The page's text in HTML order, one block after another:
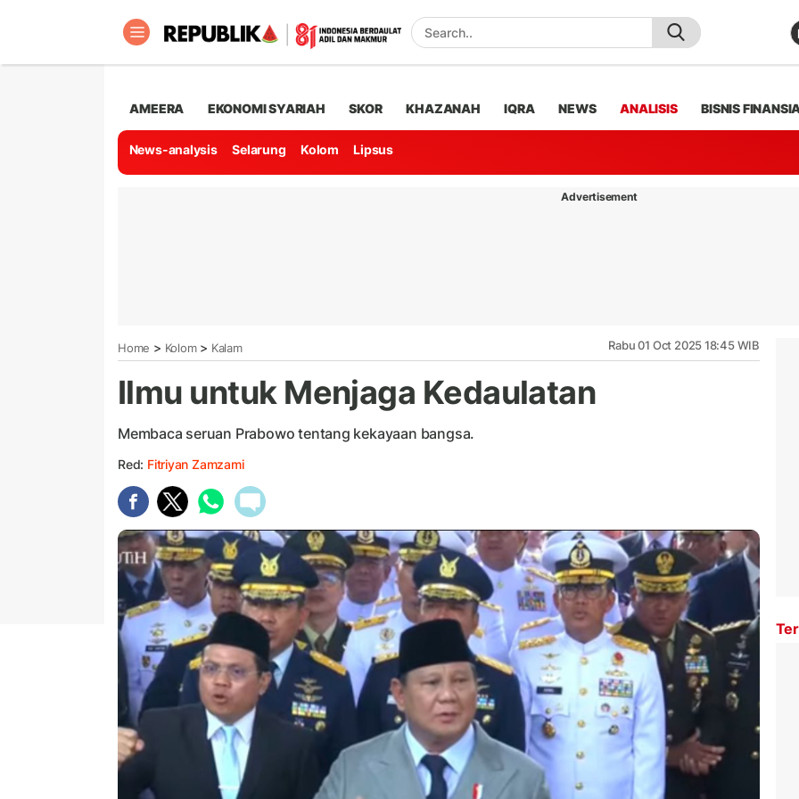
AMEERA EKONOMI SYARIAH SKOR KHAZANAH IQRA NEWS ANALISIS BISNIS
News-analysis Selarung Kolom Lipsus
Advertisement
Home > Kolom> Kalam Rabu 01 Oct 2025 18:45 WIB
Ilmu untuk Menjaga Kedaulatan
Membaca seruan Prabowo tentang kekayaan bangsa.
Red: Fitriyan Zamzami